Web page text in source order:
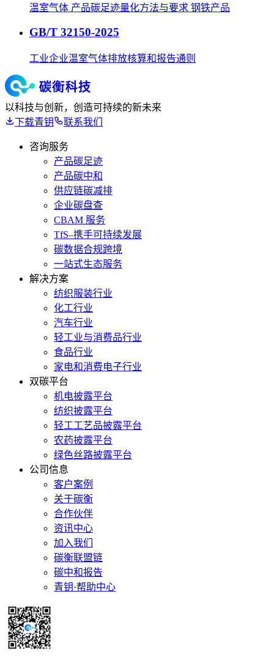
温室气体 产品碳足迹量化方法与要求 钢铁产品
GB/T 32150-2025
工业企业温室气体排放核算和报告通则
以科技与创新，创造可持续的新未来
下载青钥
联系我们
咨询服务
产品碳足迹
产品碳中和
供应链碳减排
企业碳盘查
CBAM 服务
TfS–携手可持续发展
碳数据合规跨境
一站式生态服务
解决方案
纺织服装行业
化工行业
汽车行业
轻工业与消费品行业
食品行业
家电和消费电子行业
双碳平台
机电披露平台
纺织披露平台
轻工工艺品披露平台
农药披露平台
绿色丝路披露平台
公司信息
客户案例
关于碳衡
合作伙伴
资讯中心
加入我们
碳衡联盟链
碳中和报告
青钥·帮助中心